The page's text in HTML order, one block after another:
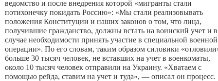
ведомство и после внедрения которой «мигранты стали
потихонечку покидать Россию»: «Мы стали реализовывать
положения Конституции и наших законов о том, что лица,
получившие гражданство, должны встать на воинский учет и в
случае необходимости принять участие в специальной военной
операции». По его словам, таким образом силовики
больше 30 тысяч человек, не вставших на учет в военкоматы,
около 10 тысяч человек отправили на Украину. «Хватаем с
помощью рейда, ставим на учет и туда», — описал он процесс.